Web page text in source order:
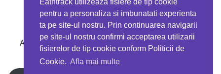
Eatntrack utilizeaza fisiere de tip cookie
pentru a personaliza si imbunatati experienta
ta pe site-ul nostru. Prin continuarea navigarii
pe site-ul nostru confirmi acceptarea utilizarii
fisierelor de tip cookie conform Politicii de
Cookie. Afla mai multe
MYPROTEIN
Ai 40%reducere la orice comandă folosind codul
EATTRACK